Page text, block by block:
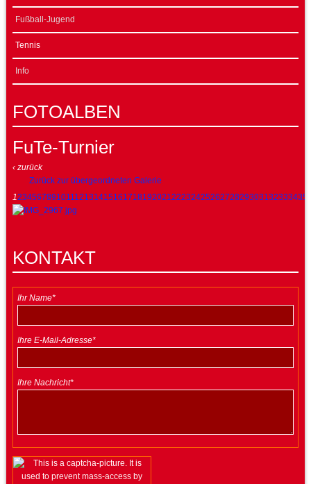
Fußball-Jugend
Tennis
Info
FOTOALBEN
FuTe-Turnier
‹ zurück
Zurück zur übergeordneten Galerie
1234567891011121314151617181920212223242526272829303132333435
KONTAKT
Ihr Name*
Ihre E-Mail-Adresse*
Ihre Nachricht*